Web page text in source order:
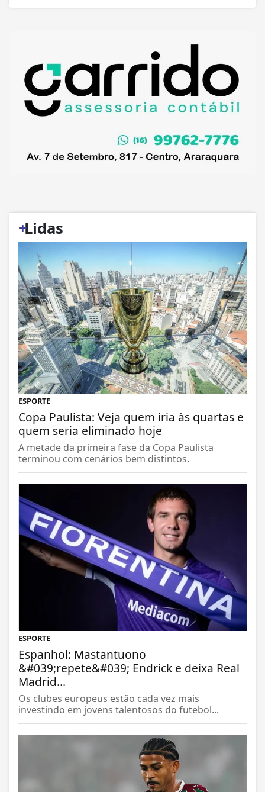
+
Lidas
ESPORTE
Copa Paulista: Veja quem iria às quartas e
quem seria eliminado hoje
A metade da primeira fase da Copa Paulista
terminou com cenários bem distintos.
ESPORTE
Espanhol: Mastantuono
&#039;repete&#039; Endrick e deixa Real
Madrid...
Os clubes europeus estão cada vez mais
investindo em jovens talentosos do futebol...